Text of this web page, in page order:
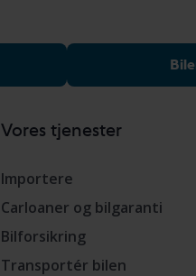
Vores tjenester
Importere
Carloaner og bilgaranti
Bilforsikring
Transportér bilen